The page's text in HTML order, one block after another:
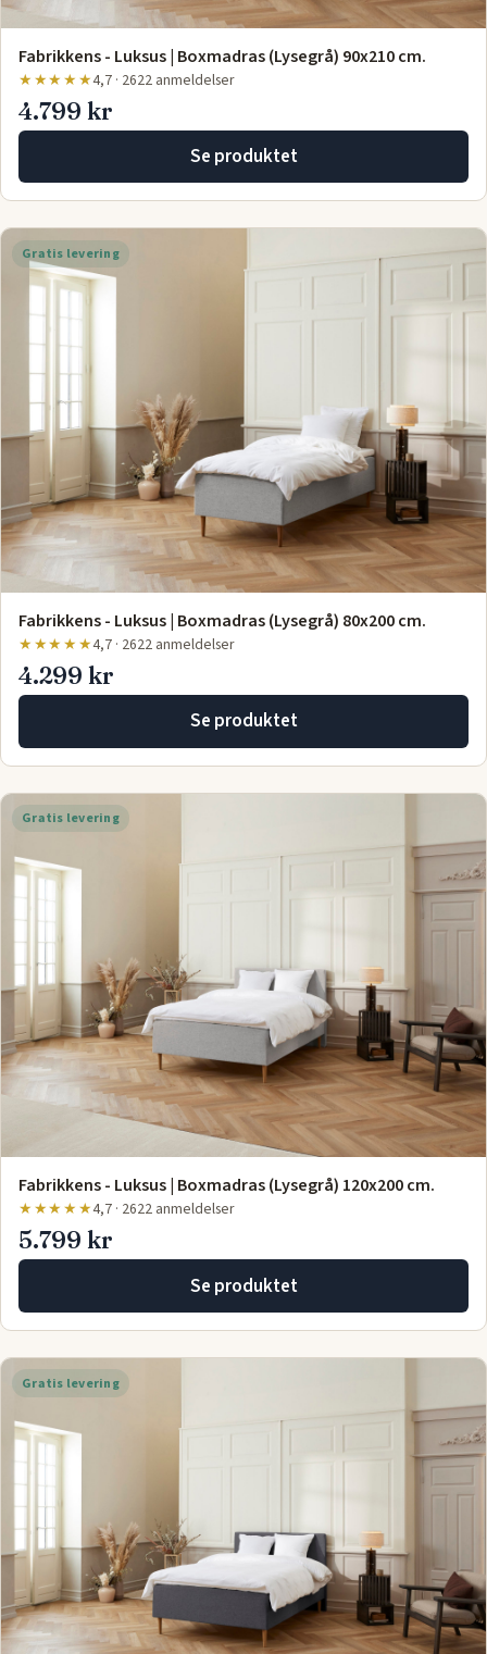
Fabrikkens - Luksus | Boxmadras (Lysegrå) 90x210 cm.
★★★★★4,7 · 2622 anmeldelser
4.799 kr
Se produktet
Gratis levering
Fabrikkens - Luksus | Boxmadras (Lysegrå) 80x200 cm.
★★★★★4,7 · 2622 anmeldelser
4.299 kr
Se produktet
Gratis levering
Fabrikkens - Luksus | Boxmadras (Lysegrå) 120x200 cm.
★★★★★4,7 · 2622 anmeldelser
5.799 kr
Se produktet
Gratis levering